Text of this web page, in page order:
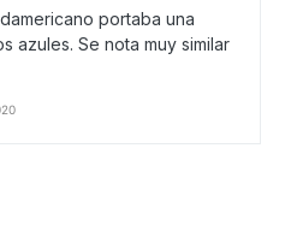
portaba una
azules. Se nota muy similar